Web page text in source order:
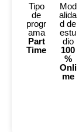
Tipo
de
progr
ama
Part
Time
Mod
alida
d de
estu
dio
100
%
Onli
me